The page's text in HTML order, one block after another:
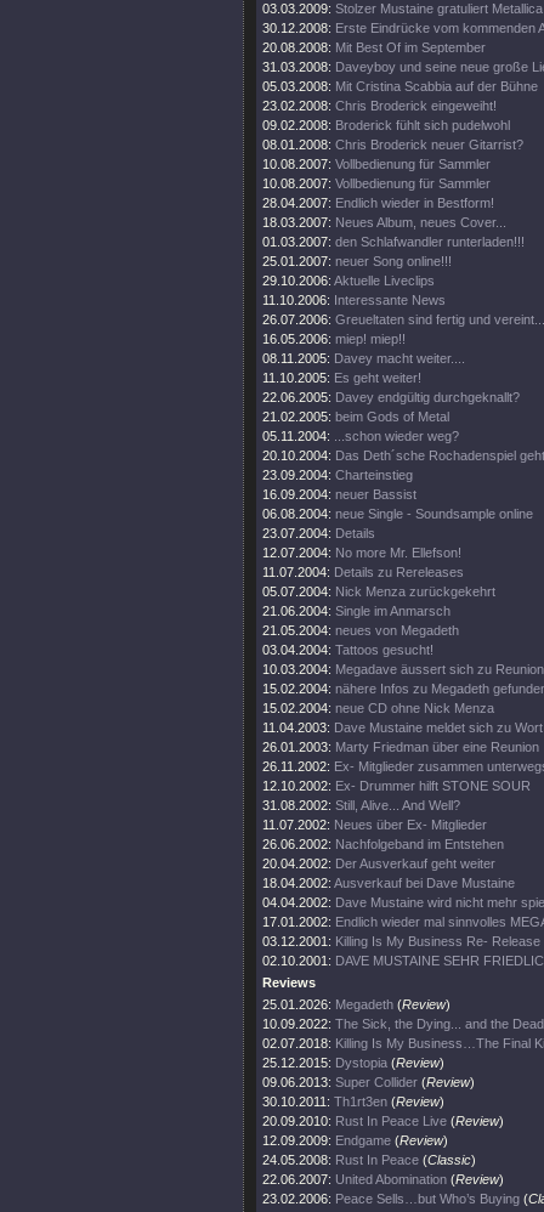
03.03.2009: Stolzer Mustaine gratuliert
30.12.2008: Erste Eindrücke vom kommenden
20.08.2008: Mit Best Of im September
31.03.2008: Daveyboy und seine neue große
05.03.2008: Mit Cristina Scabbia auf der Bühne
23.02.2008: Chris Broderick eingeweiht!
09.02.2008: Broderick fühlt sich pudelwohl
08.01.2008: Chris Broderick neuer Gitarrist?
10.08.2007: Vollbedienung für Sammler
10.08.2007: Vollbedienung für Sammler
28.04.2007: Endlich wieder in Bestform!
18.03.2007: Neues Album, neues Cover...
01.03.2007: den Schlafwandler runterladen!!!
25.01.2007: neuer Song online!!!
29.10.2006: Aktuelle Liveclips
11.10.2006: Interessante News
26.07.2006: Greueltaten sind fertig und vereint...
16.05.2006: miep! miep!!
08.11.2005: Davey macht weiter....
11.10.2005: Es geht weiter!
22.06.2005: Davey endgültig durchgeknallt?
21.02.2005: beim Gods of Metal
05.11.2004:
...schon wieder weg?
20.10.2004: Das Deth´sche Rochadenspiel
23.09.2004: Charteinstieg
16.09.2004: neuer Bassist
06.08.2004: neue Single - Soundsample online
23.07.2004: Details
12.07.2004: No more Mr. Ellefson!
11.07.2004: Details zu Rereleases
05.07.2004: Nick Menza zurückgekehrt
21.06.2004: Single im Anmarsch
21.05.2004: neues von Megadeth
03.04.2004: Tattoos gesucht!
10.03.2004: Megadave äussert sich zu Reunion
15.02.2004: nähere Infos zu Megadeth
15.02.2004: neue CD ohne Nick Menza
11.04.2003: Dave Mustaine meldet sich zu Wort
26.01.2003: Marty Friedman über eine Reunion
26.11.2002: Ex- Mitglieder zusammen
12.10.2002: Ex- Drummer hilft STONE SOUR
31.08.2002: Still, Alive... And Well?
11.07.2002: Neues über Ex- Mitglieder
26.06.2002: Nachfolgeband im Entstehen
20.04.2002: Der Ausverkauf geht weiter
18.04.2002: Ausverkauf bei Dave Mustaine
04.04.2002: Dave Mustaine wird nicht mehr
17.01.2002: Endlich wieder mal sinnvolles
03.12.2001: Killing Is My Business Re- Release
02.10.2001: DAVE MUSTAINE SEHR
Reviews
25.01.2026: Megadeth (Review)
10.09.2022: The Sick, the Dying... and the
02.07.2018: Killing Is My Business…The Final
25.12.2015: Dystopia (Review)
09.06.2013: Super Collider (Review)
30.10.2011: Th1rt3en (Review)
20.09.2010: Rust In Peace Live (Review)
12.09.2009: Endgame (Review)
24.05.2008: Rust In Peace (Classic)
22.06.2007: United Abomination (Review)
23.02.2006: Peace Sells…but Who’s Buying (